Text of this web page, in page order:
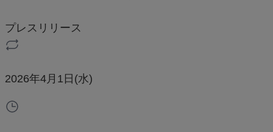
プレスリリース
2026年4月1日(水)